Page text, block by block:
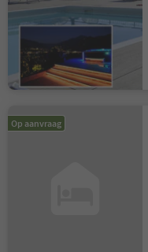
Op aanvraag